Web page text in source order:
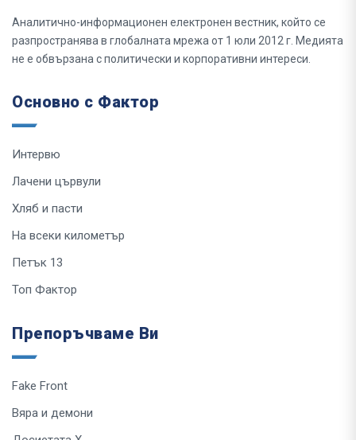
Аналитично-информационен електронен вестник, който се
разпространява в глобалната мрежа от 1 юли 2012 г. Медията
не е обвързана с политически и корпоративни интереси.
Основно с Фактор
Интервю
Лачени цървули
Хляб и пасти
На всеки километър
Петък 13
Топ Фактор
Препоръчваме Ви
Fake Front
Вяра и демони